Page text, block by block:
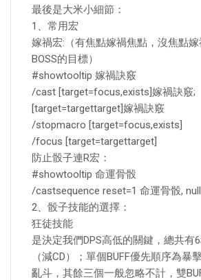
最後是大米小細節：
1、常用宏
嫁禍宏:（有焦點嫁禍焦點，沒焦點
BOSS的目標）
#showtooltip 嫁禍訣竅
/cast [target=focus,exists]嫁禍訣竅;
[target=targettarget]嫁禍訣竅
/stopmacro [target=focus,exists]
/focus [target=targettarget]
防止骰子連R宏：
#showtooltip 命運骨骰
/castsequence reset=1 命運骨骰, null
2、骰子技能的選擇：
狂徒技能
是決定我們DPS高低的關鍵，總共有6
（減CD）；單個BUFF優先順序為暴
亂斗，其餘三個一般忽略不計，雙